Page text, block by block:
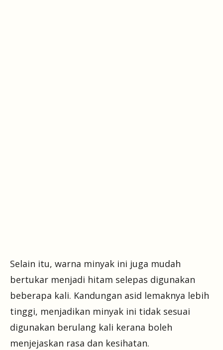
Selain itu, warna minyak ini juga mudah
bertukar menjadi hitam selepas digunakan
beberapa kali. Kandungan asid lemaknya lebih
tinggi, menjadikan minyak ini tidak sesuai
digunakan berulang kali kerana boleh
menjejaskan rasa dan kesihatan.